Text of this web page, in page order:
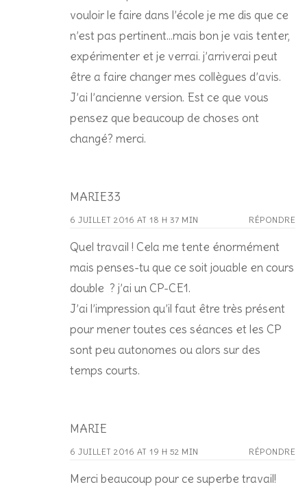
vouloir le faire dans l’école je me dis que ce
n’est pas pertinent…mais bon je vais tenter,
expérimenter et je verrai. j’arriverai peut
être a faire changer mes collègues d’avis.
J’ai l’ancienne version. Est ce que vous
pensez que beaucoup de choses ont
changé? merci.
MARIE33
6 JUILLET 2016 AT 18 H 37 MIN RÉPONDRE
Quel travail ! Cela me tente énormément
mais penses-tu que ce soit jouable en cours
double ? j’ai un CP-CE1.
J’ai l’impression qu’il faut être très présent
pour mener toutes ces séances et les CP
sont peu autonomes ou alors sur des
temps courts.
MARIE
6 JUILLET 2016 AT 19 H 52 MIN RÉPONDRE
Merci beaucoup pour ce superbe travail!